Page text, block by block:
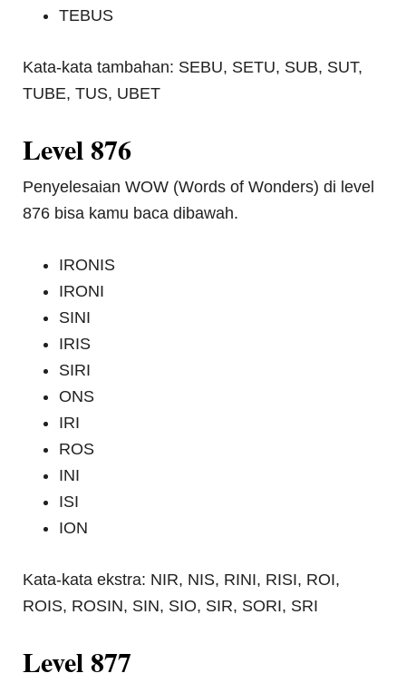
TEBUS
Kata-kata tambahan: SEBU, SETU, SUB, SUT,
TUBE, TUS, UBET
Level 876
Penyelesaian WOW (Words of Wonders) di level
876 bisa kamu baca dibawah.
IRONIS
IRONI
SINI
IRIS
SIRI
ONS
IRI
ROS
INI
ISI
ION
Kata-kata ekstra: NIR, NIS, RINI, RISI, ROI,
ROIS, ROSIN, SIN, SIO, SIR, SORI, SRI
Level 877